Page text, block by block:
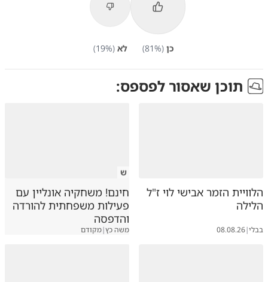
כן (
81%) לא (
19%)
תוכן שאסור לפספס:
הלוויית הזמר אבישי לוי ז"ל
הלילה
בבלי|
08.08.26
ש
חינם! משחקיה אונליין עם
פעילות משפחתית להורדה
והדפסה
משה כץ|מקודם